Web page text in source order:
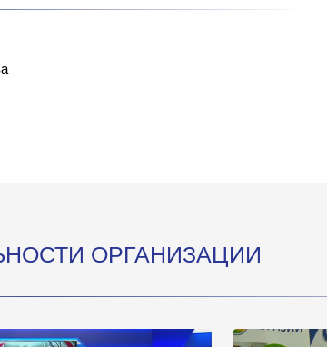
ОРГАНИЗАЦИИ